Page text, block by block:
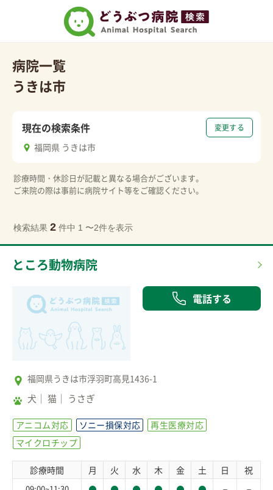
病院一覧
うきは市
変更する
現在の検索条件
福岡県 うきは市
診療時間・休診日が記載と異なる場合がございます。
ご来院の際は事前に病院サイト等をご確認ください。
検索結果 2 件中 1 〜2件を表示
ところ動物病院
電話する
福岡県うきは市浮羽町高見1436-1
犬 猫 うさぎ
アニコム対応 ソニー損保対応
再生医療対応
マイクロチップ
診療時間 月 火 水 木 金 土 日 祝